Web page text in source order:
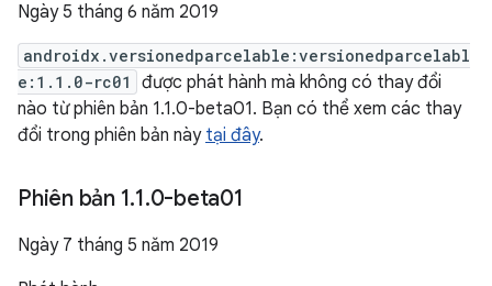
Ngày 5 tháng 6 năm 2019
androidx.versionedparcelable:versionedparcelabl
e:1.1.0-rc01
được phát hành mà không có thay đổi
nào từ phiên bản 1.1.0-beta01. Bạn có thể xem các thay
đổi trong phiên bản này tại đây.
Phiên bản 1.1.0-beta01
Ngày 7 tháng 5 năm 2019